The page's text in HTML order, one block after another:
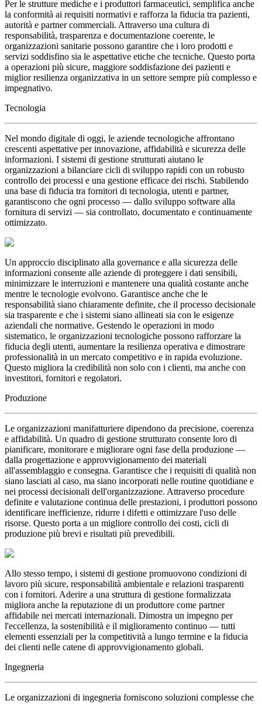
Per le strutture mediche e i produttori farmaceutici, semplifica anche
la conformità ai requisiti normativi e rafforza la fiducia tra pazienti,
autorità e partner commerciali. Attraverso una cultura di
responsabilità, trasparenza e documentazione coerente, le
organizzazioni sanitarie possono garantire che i loro prodotti e
servizi soddisfino sia le aspettative etiche che tecniche. Questo porta
a operazioni più sicure, maggiore soddisfazione dei pazienti e
miglior resilienza organizzativa in un settore sempre più complesso e
impegnativo.
Tecnologia
Nel mondo digitale di oggi, le aziende tecnologiche affrontano
crescenti aspettative per innovazione, affidabilità e sicurezza delle
informazioni. I sistemi di gestione strutturati aiutano le
organizzazioni a bilanciare cicli di sviluppo rapidi con un robusto
controllo dei processi e una gestione efficace dei rischi. Stabilendo
una base di fiducia tra fornitori di tecnologia, utenti e partner,
garantiscono che ogni processo — dallo sviluppo software alla
fornitura di servizi — sia controllato, documentato e continuamente
ottimizzato.
Un approccio disciplinato alla governance e alla sicurezza delle
informazioni consente alle aziende di proteggere i dati sensibili,
minimizzare le interruzioni e mantenere una qualità costante anche
mentre le tecnologie evolvono. Garantisce anche che le
responsabilità siano chiaramente definite, che il processo decisionale
sia trasparente e che i sistemi siano allineati sia con le esigenze
aziendali che normative. Gestendo le operazioni in modo
sistematico, le organizzazioni tecnologiche possono rafforzare la
fiducia degli utenti, aumentare la resilienza operativa e dimostrare
professionalità in un mercato competitivo e in rapida evoluzione.
Questo migliora la credibilità non solo con i clienti, ma anche con
investitori, fornitori e regolatori.
Produzione
Le organizzazioni manifatturiere dipendono da precisione, coerenza
e affidabilità. Un quadro di gestione strutturato consente loro di
pianificare, monitorare e migliorare ogni fase della produzione —
dalla progettazione e approvvigionamento dei materiali
all'assemblaggio e consegna. Garantisce che i requisiti di qualità non
siano lasciati al caso, ma siano incorporati nelle routine quotidiane e
nei processi decisionali dell'organizzazione. Attraverso procedure
definite e valutazione continua delle prestazioni, i produttori possono
identificare inefficienze, ridurre i difetti e ottimizzare l'uso delle
risorse. Questo porta a un migliore controllo dei costi, cicli di
produzione più brevi e risultati più prevedibili.
Allo stesso tempo, i sistemi di gestione promuovono condizioni di
lavoro più sicure, responsabilità ambientale e relazioni trasparenti
con i fornitori. Aderire a una struttura di gestione formalizzata
migliora anche la reputazione di un produttore come partner
affidabile nei mercati internazionali. Dimostra un impegno per
l'eccellenza, la sostenibilità e il miglioramento continuo — tutti
elementi essenziali per la competitività a lungo termine e la fiducia
dei clienti nelle catene di approvvigionamento globali.
Ingegneria
Le organizzazioni di ingegneria forniscono soluzioni complesse che